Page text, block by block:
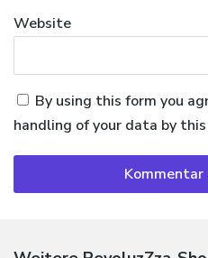
Website
By using this form you
handling of your data by